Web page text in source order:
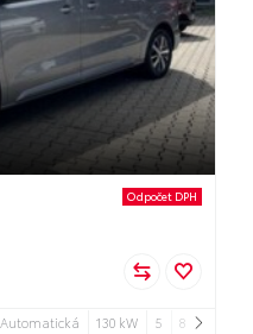
Odpočet DPH
Automatická 130 kW 5 8